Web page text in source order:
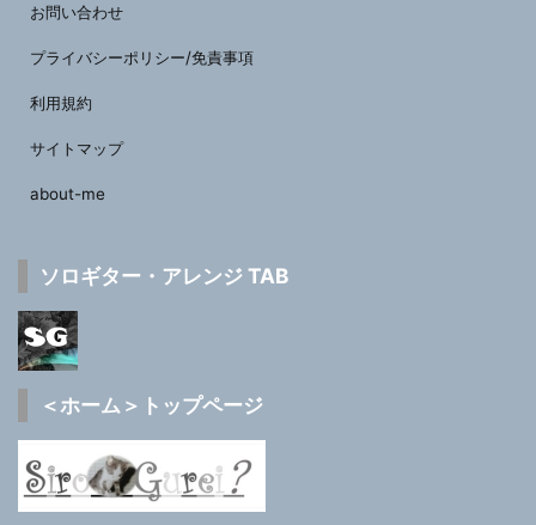
お問い合わせ
プライバシーポリシー/免責事項
利用規約
サイトマップ
about-me
ソロギター・アレンジ TAB
＜ホーム＞トップページ